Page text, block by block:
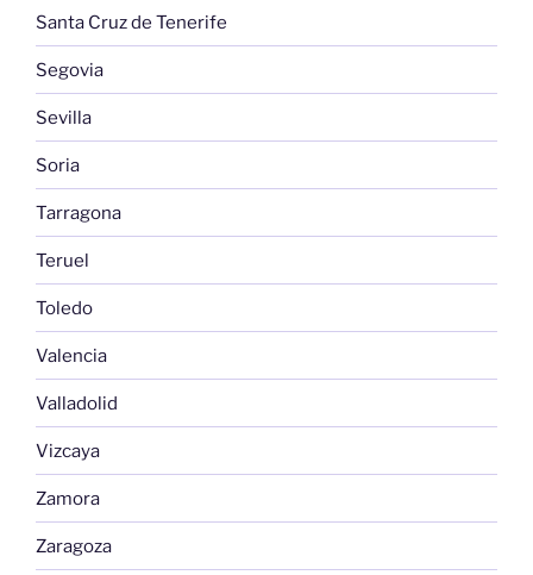
Santa Cruz de Tenerife
Segovia
Sevilla
Soria
Tarragona
Teruel
Toledo
Valencia
Valladolid
Vizcaya
Zamora
Zaragoza